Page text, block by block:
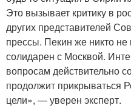
Это вызывает критику в
других представителей
прессы. Пекин же никто не
солидарен с Москвой.
вопросам действительно
продолжит прикрываться
цели», — уверен эксперт.